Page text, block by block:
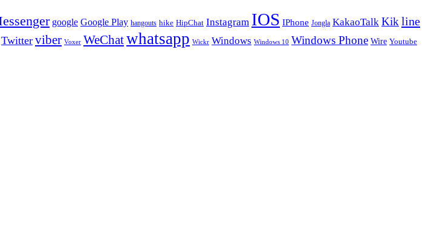
google Google Play hangouts hike HipChat Instagram IOS IPhone Jongla KakaoTalk Kik line
Twitter viber Voxer WeChatwhatsapp Wickr Windows Windows 10 Windows Phone Wire Youtube